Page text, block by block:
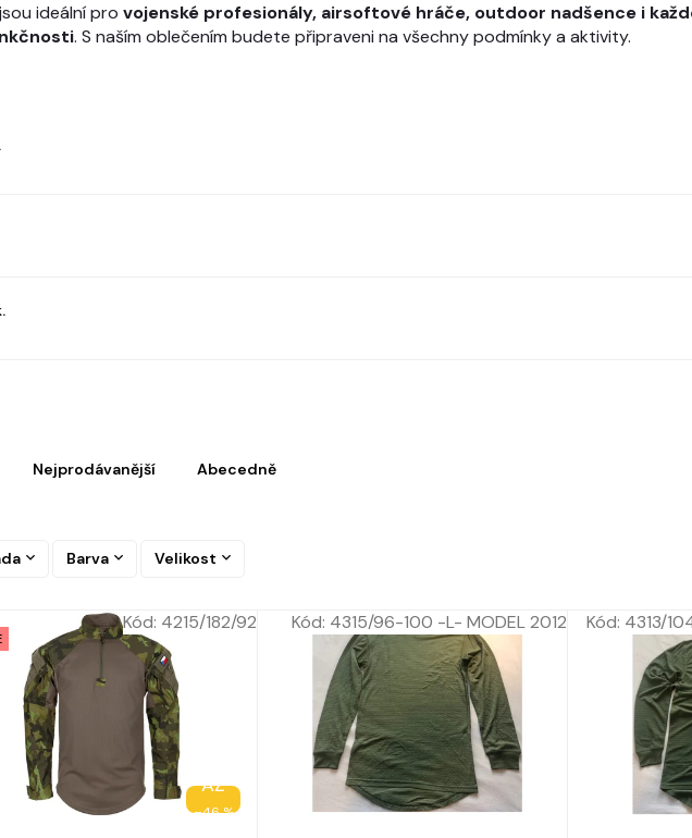
ideální pro vojenské profesionály, airsoftové hráče, outdoor nadšence i
. S naším oblečením budete připraveni na všechny podmínky a aktivity.
Nejprodávanější Abecedně
Barva Velikost
AŽ
–46 %
Kód: 4215/182/92 Kód: 4315/96-100 -L- MODEL 2012 Kód: 4313/